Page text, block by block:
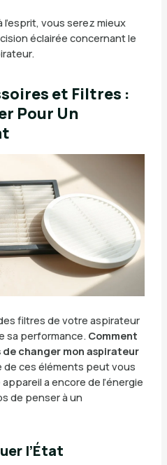
vous serez mieux
éclairée concernant le
et Filtres :
Pour Un
filtres de votre aspirateur
sa performance. Comment
changer mon aspirateur
ces éléments peut vous
a encore de l’énergie
de penser à un
l’État